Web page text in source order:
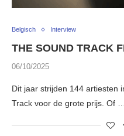
Belgisch Interview
THE SOUND TRACK
06/10/2025
Dit jaar strijden 144 artiesten
Track voor de grote prijs. Of …